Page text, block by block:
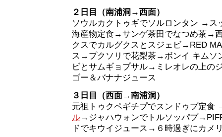
２日目（南浦洞→西面）
ソウルカクトゥギでソルロンタン →ス
海産物定食→サンゲ茶田でなつめ茶→
クスでカルグクスとスジェビ→RED
ス→プクソリで花梨茶→ボンイ キムソ
ビとサムギョプサル→ミレオレの上の
ゴー＆バナナジュース
３日目（西面→南浦洞）
元祖トゥクペギチプでスンドゥプ定
ル→ジャハウォンでトルソッパプ
ドでキウイジュース→６時過ぎにカメ